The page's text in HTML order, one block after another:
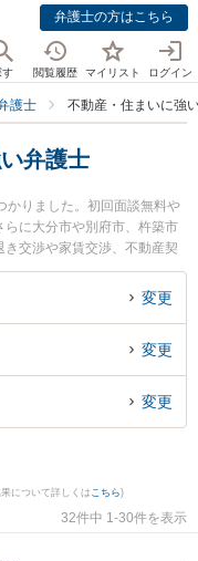
弁護士の方はこちら
す 閲覧履歴 マイリスト ログイン
護士 不動産・住まいに強
弁護士
かりました。初回面談無料や
に大分市や別府市、杵築市
交渉や家賃交渉、不動産契
です。特に弁護士法人リブ
の佐々倉 慧弁護士、大分府内
いのトラブル解決の実績豊
不動産・住まいを法律相談
お困りの相談者さんにおす
変更
変更
変更
について詳しくは こちら)
32件中 1-30件を表示